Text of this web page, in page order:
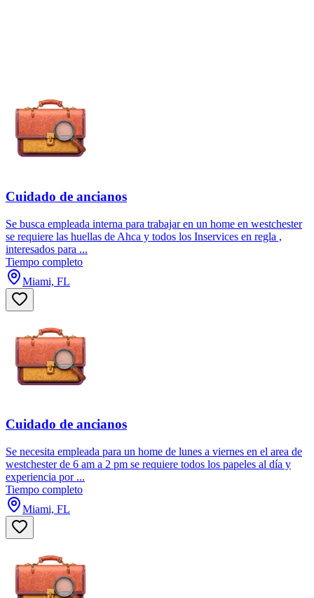
Cuidado de ancianos
Se busca empleada interna para trabajar en un home en westchester
se requiere las huellas de Ahca y todos los Inservices en regla ,
interesados para ...
Tiempo completo
Miami, FL
Cuidado de ancianos
Se necesita empleada para un home de lunes a viernes en el area de
westchester de 6 am a 2 pm se requiere todos los papeles al día y
experiencia por ...
Tiempo completo
Miami, FL